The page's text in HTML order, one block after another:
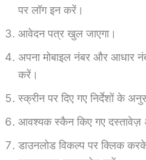
पर लॉग इन करें।
आवेदन पत्र खुल जाएगा।
अपना मोबाइल नंबर और आधार
करें।
स्क्रीन पर दिए गए निर्देशों के
आवश्यक स्कैन किए गए दस्तावेज़
डाउनलोड विकल्प पर क्लिक करके